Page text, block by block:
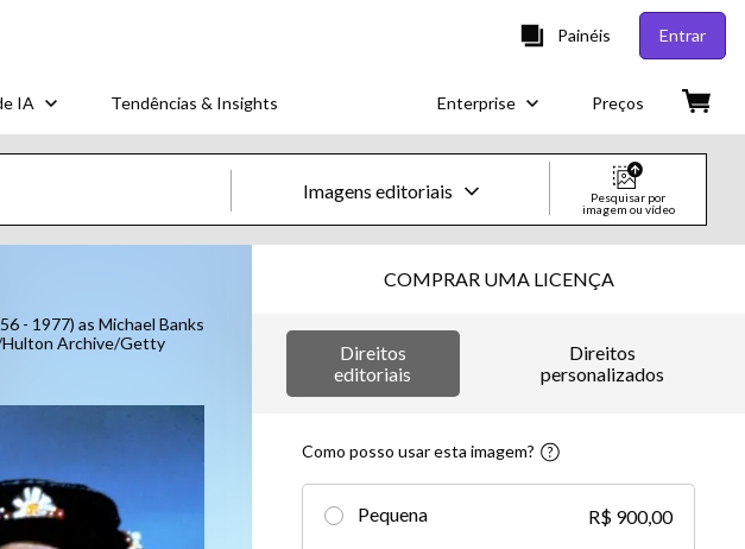
Painéis Entrar
IA Tendências & Insights Enterprise Preços
Imagens editoriais
Imagens
Imagens criativas
Vídeos
Vídeos criativos
Pesquisar por
imagem ou vídeo
- 1977) as Michael Banks
Hulton Archive/Getty
COMPRAR UMA LICENÇA
Direitos
editoriais
Direitos
personalizados
Como posso usar esta imagem?
Pequena R$ 900,00